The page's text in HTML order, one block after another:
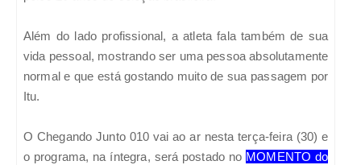
Além do lado profissional, a atleta fala também de sua
vida pessoal, mostrando ser uma pessoa absolutamente
normal e que está gostando muito de sua passagem por
Itu.
O Chegando Junto 010 vai ao ar nesta terça-feira (30) e
o programa, na íntegra, será postado no MOMENTO do